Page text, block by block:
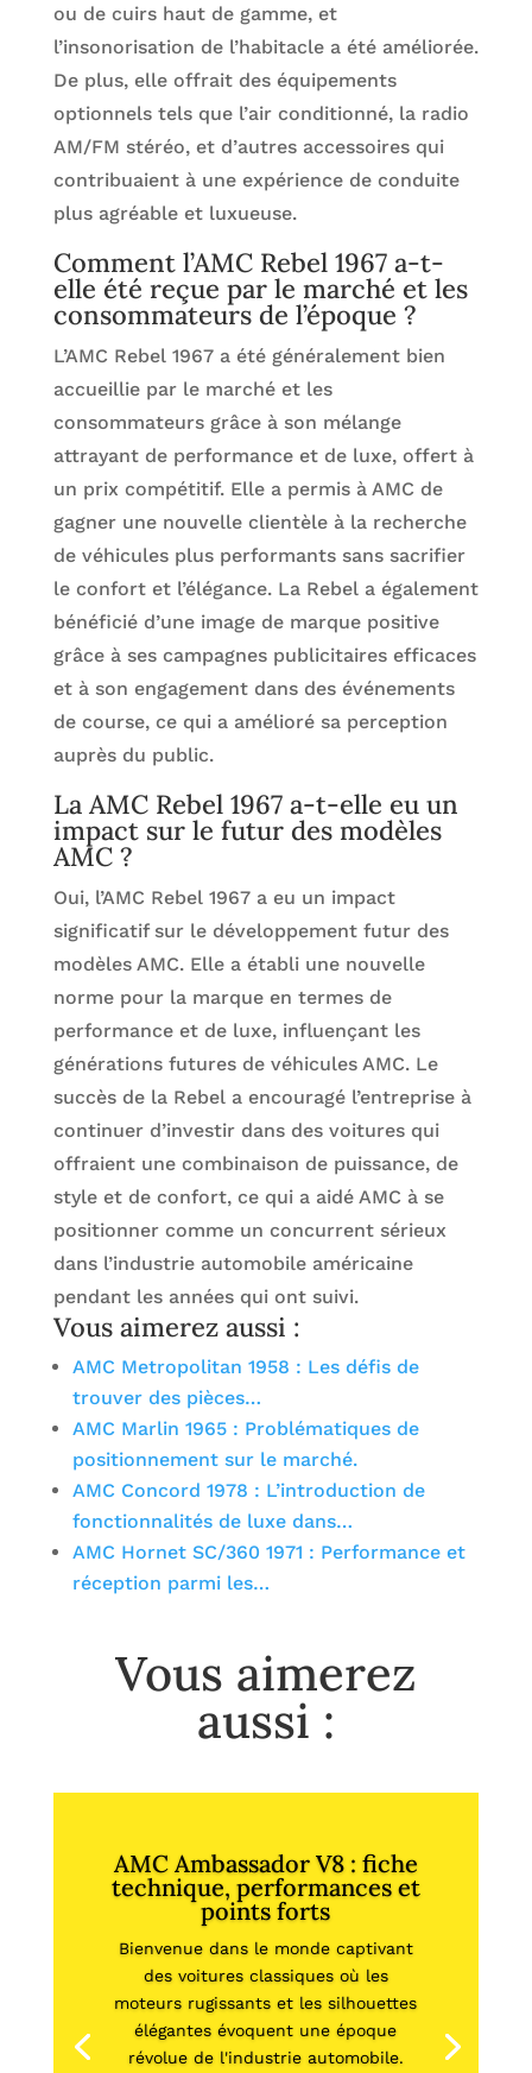
ou de cuirs haut de gamme, et
l’insonorisation de l’habitacle a été améliorée.
De plus, elle offrait des équipements
optionnels tels que l’air conditionné, la radio
AM/FM stéréo, et d’autres accessoires qui
contribuaient à une expérience de conduite
plus agréable et luxueuse.
Comment l’AMC Rebel 1967 a-t-
elle été reçue par le marché et les
consommateurs de l’époque ?
L’AMC Rebel 1967 a été généralement bien
accueillie par le marché et les
consommateurs grâce à son mélange
attrayant de performance et de luxe, offert à
un prix compétitif. Elle a permis à AMC de
gagner une nouvelle clientèle à la recherche
de véhicules plus performants sans sacrifier
le confort et l’élégance. La Rebel a également
bénéficié d’une image de marque positive
grâce à ses campagnes publicitaires efficaces
et à son engagement dans des événements
de course, ce qui a amélioré sa perception
auprès du public.
La AMC Rebel 1967 a-t-elle eu un
impact sur le futur des modèles
AMC ?
Oui, l’AMC Rebel 1967 a eu un impact
significatif sur le développement futur des
modèles AMC. Elle a établi une nouvelle
norme pour la marque en termes de
performance et de luxe, influençant les
générations futures de véhicules AMC. Le
succès de la Rebel a encouragé l’entreprise à
continuer d’investir dans des voitures qui
offraient une combinaison de puissance, de
style et de confort, ce qui a aidé AMC à se
positionner comme un concurrent sérieux
dans l’industrie automobile américaine
pendant les années qui ont suivi.
Vous aimerez aussi :
AMC Metropolitan 1958 : Les défis de
trouver des pièces…
AMC Marlin 1965 : Problématiques de
positionnement sur le marché.
AMC Concord 1978 : L’introduction de
fonctionnalités de luxe dans…
AMC Hornet SC/360 1971 : Performance et
réception parmi les…
Vous aimerez
aussi :
AMC Ambassador V8 : fiche
technique, performances et
points forts
Bienvenue dans le monde captivant
des voitures classiques où les
moteurs rugissants et les silhouettes
élégantes évoquent une époque
révolue de l'industrie automobile.